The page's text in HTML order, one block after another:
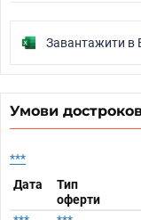
Завантажити в
Умови
***
Дата
Тип
оферти